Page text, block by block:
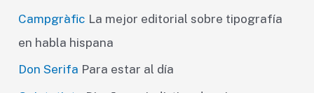
Campgràfic La mejor editorial sobre tipografía
en habla hispana
Don Serifa Para estar al día